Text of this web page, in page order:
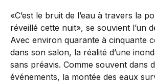
«C’est le bruit de l’eau à travers la
réveillé cette nuit», se souvient l’un
Avec environ quarante à cinquante
dans son salon, la réalité d’une
sans préavis. Comme souvent dans
événements, la montée des eaux